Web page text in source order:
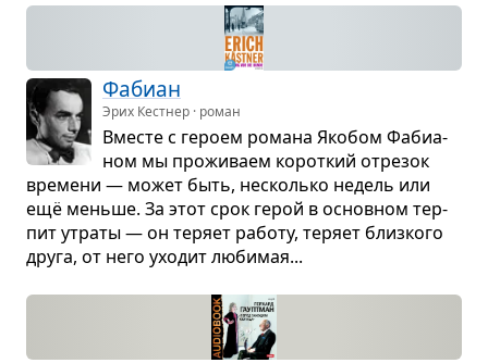
Фабиан
Эрих Кестнер · роман
Вме­сте с героем романа Яко­бом Фаби­а­
ном мы про­жи­ваем корот­кий отре­зок
вре­мени — может быть, несколько недель или
ещё меньше. За этот срок герой в основ­ном тер­
пит утраты — он теряет работу, теряет близ­кого
друга, от него ухо­дит люби­мая...